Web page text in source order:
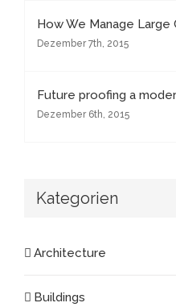
How We Manage
Dezember 7th, 2015
Future proofing a
Dezember 6th, 2015
Kategorien
Architecture
Buildings